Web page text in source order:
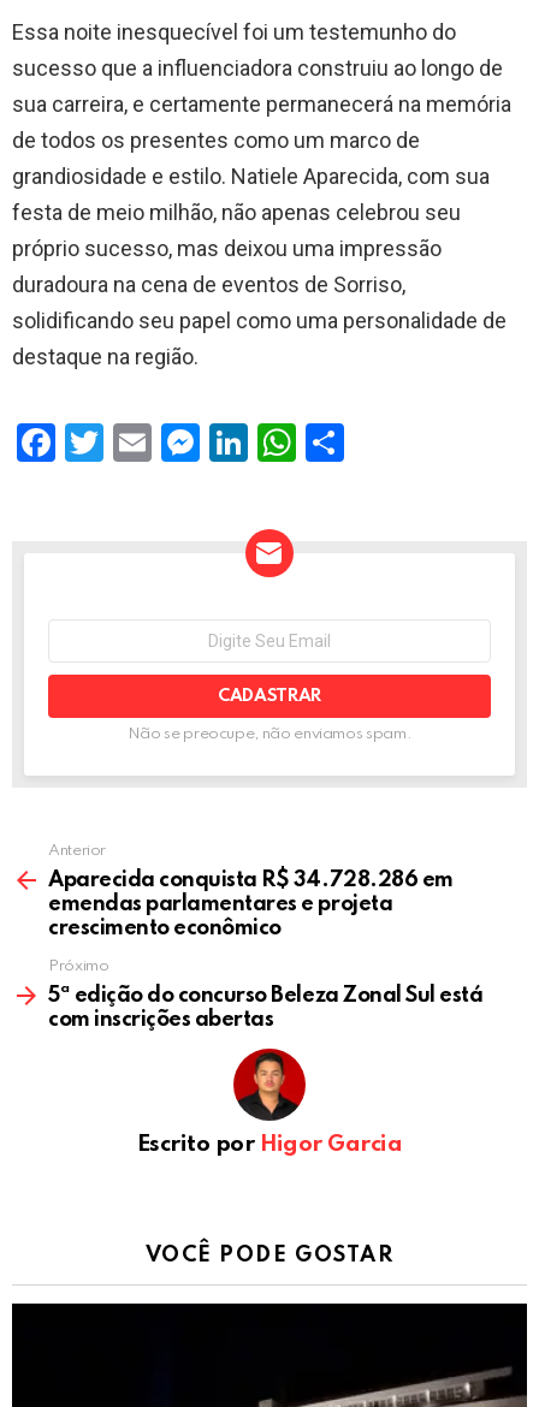
Essa noite inesquecível foi um testemunho do
sucesso que a influenciadora construiu ao longo de
sua carreira, e certamente permanecerá na memória
de todos os presentes como um marco de
grandiosidade e estilo. Natiele Aparecida, com sua
festa de meio milhão, não apenas celebrou seu
próprio sucesso, mas deixou uma impressão
duradoura na cena de eventos de Sorriso,
solidificando seu papel como uma personalidade de
destaque na região.
F
o
k
T
E
M
er
Li
ke
dI
W
p
p
NEWSLETTER
mail:
Não se preocupe, não enviamos spam.
Anterior
Aparecida conquista R$ 34.728.286 em
emendas parlamentares e projeta
crescimento econômico
Próximo
5ª edição do concurso Beleza Zonal Sul está
com inscrições abertas
Escrito por Higor Garcia
VOCÊ PODE GOSTAR